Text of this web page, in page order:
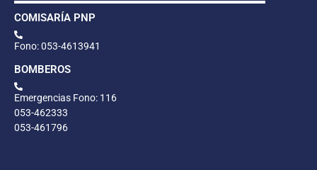
COMISARÍA PNP
Fono: 053-4613941
BOMBEROS
Emergencias Fono: 116
053-462333
053-461796